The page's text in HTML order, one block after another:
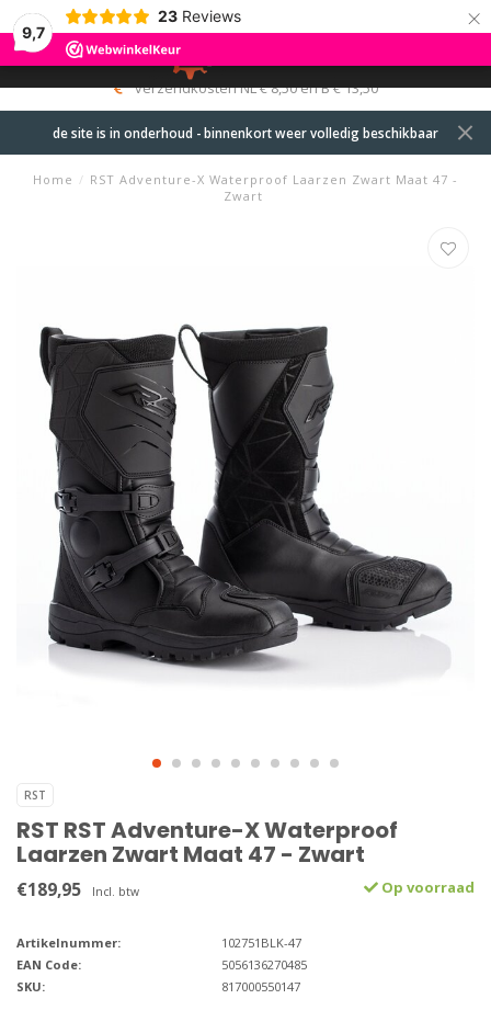
9,7
23 Reviews ×
MENU
0
verzendkosten NL € 8,50 en B € 13,50
de site is in onderhoud - binnenkort weer volledig beschikbaar
Home / RST Adventure-X Waterproof Laarzen Zwart Maat 47 -
Zwart
RST
RST RST Adventure-X Waterproof
Laarzen Zwart Maat 47 - Zwart
€189,95 Incl. btw Op voorraad
Artikelnummer:
102751BLK-47
EAN Code:
5056136270485
SKU:
817000550147